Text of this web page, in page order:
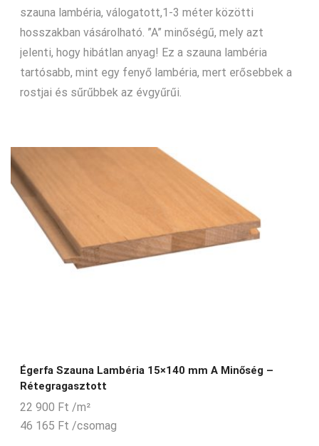
szauna lambéria, válogatott,1-3 méter közötti
hosszakban vásárolható. ”A” minőségű, mely azt
jelenti, hogy hibátlan anyag! Ez a szauna lambéria
tartósabb, mint egy fenyő lambéria, mert erősebbek a
rostjai és sűrűbbek az évgyűrűi.
Égerfa Szauna Lambéria 15×140 mm A Minőség –
Rétegragasztott
22 900 Ft /m²
46 165 Ft /csomag